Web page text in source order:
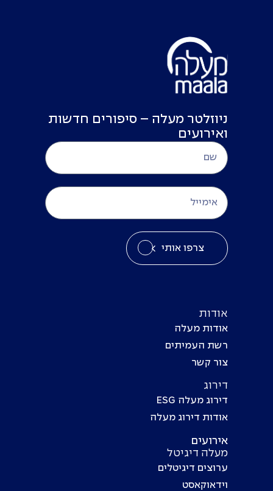
ניוזלטר מעלה – סיפורים חדשות
ואירועים
צרפו אותי
אודות
אודות מעלה
רשת העמיתים
צור קשר
דירוג
דירוג מעלה ESG
אודות דירוג מעלה
אירועים
מעלה דיגיטל
ערוצים דיגיטלים
וידאוקאסט